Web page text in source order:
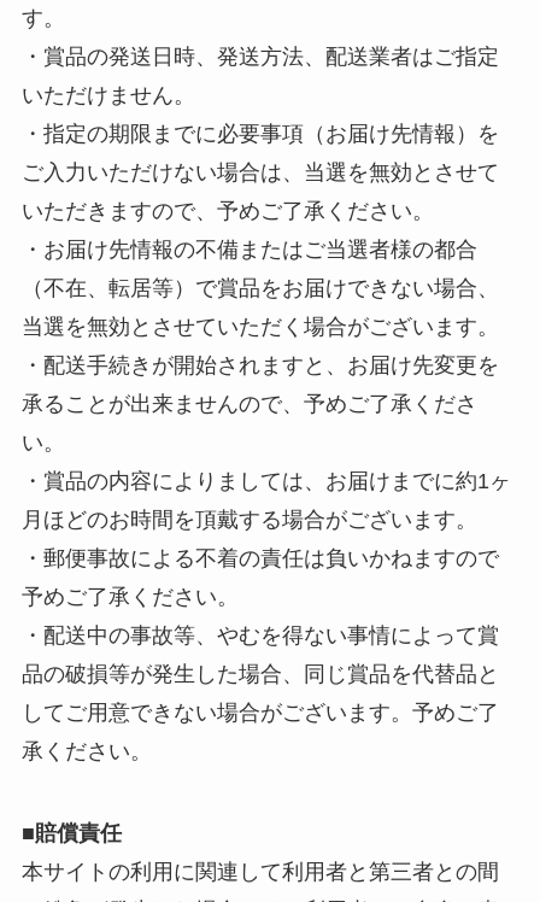
す。
・賞品の発送日時、発送方法、配送業者はご指定
いただけません。
・指定の期限までに必要事項（お届け先情報）を
ご入力いただけない場合は、当選を無効とさせて
いただきますので、予めご了承ください。
・お届け先情報の不備またはご当選者様の都合
（不在、転居等）で賞品をお届けできない場合、
当選を無効とさせていただく場合がございます。
・配送手続きが開始されますと、お届け先変更を
承ることが出来ませんので、予めご了承くださ
い。
・賞品の内容によりましては、お届けまでに約1ヶ
月ほどのお時間を頂戴する場合がございます。
・郵便事故による不着の責任は負いかねますので
予めご了承ください。
・配送中の事故等、やむを得ない事情によって賞
品の破損等が発生した場合、同じ賞品を代替品と
してご用意できない場合がございます。予めご了
承ください。
■賠償責任
本サイトの利用に関連して利用者と第三者との間